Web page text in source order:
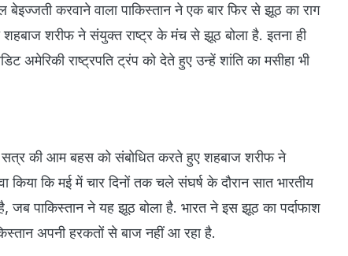
करवाने वाला पाकिस्तान ने एक बार फिर से झूठ का राग
शहबाज शरीफ ने संयुक्त राष्ट्र के मंच से झूठ बोला है. इतना ही
अमेरिकी राष्ट्रपति ट्रंप को देते हुए उन्हें शांति का मसीहा भी
की आम बहस को संबोधित करते हुए शहबाज शरीफ ने
कि मई में चार दिनों तक चले संघर्ष के दौरान सात भारतीय
जब पाकिस्तान ने यह झूठ बोला है. भारत ने इस झूठ का पर्दाफाश
अपनी हरकतों से बाज नहीं आ रहा है.